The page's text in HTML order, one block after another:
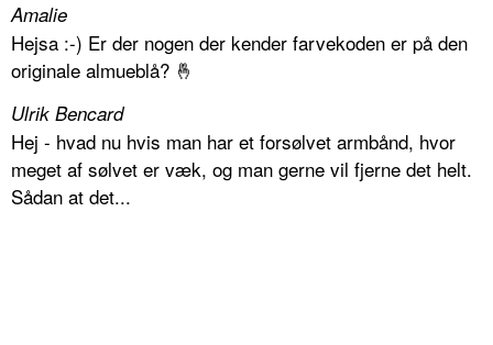
Amalie
Hejsa :-) Er der nogen der kender farvekoden er på den
originale almueblå? 🤞
Ulrik Bencard
Hej - hvad nu hvis man har et forsølvet armbånd, hvor
meget af sølvet er væk, og man gerne vil fjerne det helt.
Sådan at det...